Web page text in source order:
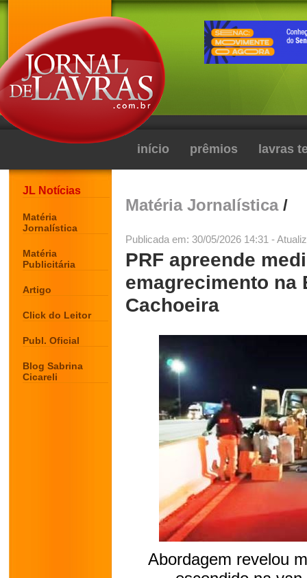
início prêmios lavras
JL Notícias
Matéria
Jornalística
Matéria
Publicitária
Artigo
Click do Leitor
Publ. Oficial
Blog Sabrina
Cicareli
Matéria Jornalística/
Publicada em: 30/05/2026 14:31 -
PRF apreende
emagrecimento na
Cachoeira
Abordagem revelou